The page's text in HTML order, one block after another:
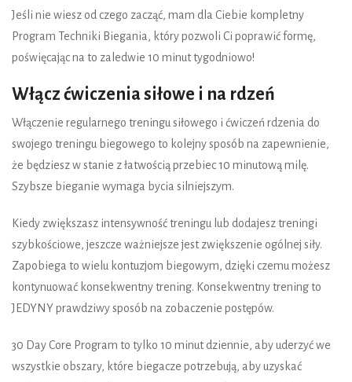
Jeśli nie wiesz od czego zacząć, mam dla Ciebie kompletny
Program Techniki Biegania, który pozwoli Ci poprawić formę,
poświęcając na to zaledwie 10 minut tygodniowo!
Włącz ćwiczenia siłowe i na rdzeń
Włączenie regularnego treningu siłowego i ćwiczeń rdzenia do
swojego treningu biegowego to kolejny sposób na zapewnienie,
że będziesz w stanie z łatwością przebiec 10 minutową milę.
Szybsze bieganie wymaga bycia silniejszym.
Kiedy zwiększasz intensywność treningu lub dodajesz treningi
szybkościowe, jeszcze ważniejsze jest zwiększenie ogólnej siły.
Zapobiega to wielu kontuzjom biegowym, dzięki czemu możesz
kontynuować konsekwentny trening. Konsekwentny trening to
JEDYNY prawdziwy sposób na zobaczenie postępów.
30 Day Core Program to tylko 10 minut dziennie, aby uderzyć we
wszystkie obszary, które biegacze potrzebują, aby uzyskać